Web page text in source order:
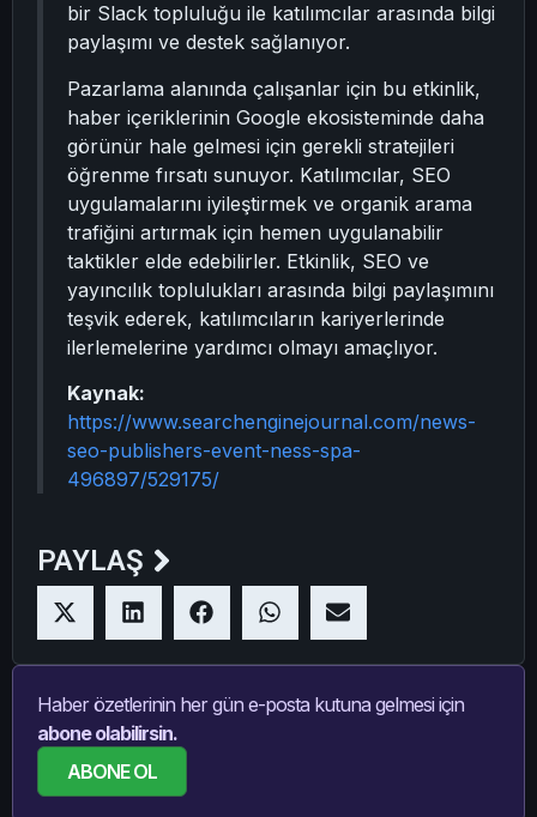
bir Slack topluluğu ile katılımcılar arasında bilgi
paylaşımı ve destek sağlanıyor.
Pazarlama alanında çalışanlar için bu etkinlik,
haber içeriklerinin Google ekosisteminde daha
görünür hale gelmesi için gerekli stratejileri
öğrenme fırsatı sunuyor. Katılımcılar, SEO
uygulamalarını iyileştirmek ve organik arama
trafiğini artırmak için hemen uygulanabilir
taktikler elde edebilirler. Etkinlik, SEO ve
yayıncılık toplulukları arasında bilgi paylaşımını
teşvik ederek, katılımcıların kariyerlerinde
ilerlemelerine yardımcı olmayı amaçlıyor.
Kaynak:
https://www.searchenginejournal.com/news-
seo-publishers-event-ness-spa-
496897/529175/
PAYLAŞ
Haber özetlerinin her gün e-posta kutuna gelmesi için
abone olabilirsin.
ABONE OL